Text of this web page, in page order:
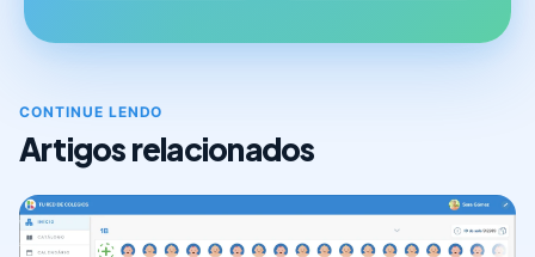
CONTINUE LENDO
Artigos relacionados